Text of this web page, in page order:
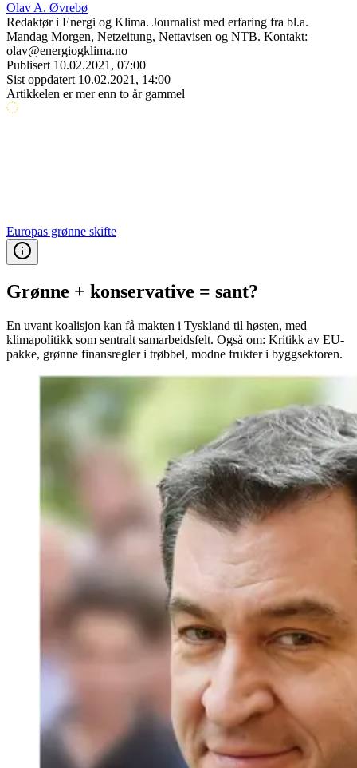
Olav A. Øvrebø
Redaktør i Energi og Klima. Journalist med erfaring fra bl.a.
Mandag Morgen, Netzeitung, Nettavisen og NTB. Kontakt:
olav@energiogklima.no
Publisert 10.02.2021, 07:00
Sist oppdatert 10.02.2021, 14:00
Artikkelen er mer enn to år gammel
Europas grønne skifte
Grønne + konservative = sant?
En uvant koalisjon kan få makten i Tyskland til høsten, med
klimapolitikk som sentralt samarbeidsfelt. Også om: Kritikk av EU-
pakke, grønne finansregler i trøbbel, modne frukter i byggsektoren.